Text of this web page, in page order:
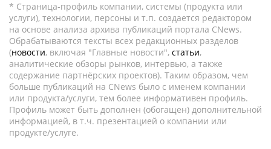
* Страница-профиль компании, системы (продукта или
услуги), технологии, персоны и т.п. создается редактором
на основе анализа архива публикаций портала CNews.
Обрабатываются тексты всех редакционных разделов
(новости, включая "Главные новости", статьи,
аналитические обзоры рынков, интервью, а также
содержание партнёрских проектов). Таким образом, чем
больше публикаций на CNews было с именем компании
или продукта/услуги, тем более информативен профиль.
Профиль может быть дополнен (обогащен) дополнительной
информацией, в т.ч. презентацией о компании или
продукте/услуге.